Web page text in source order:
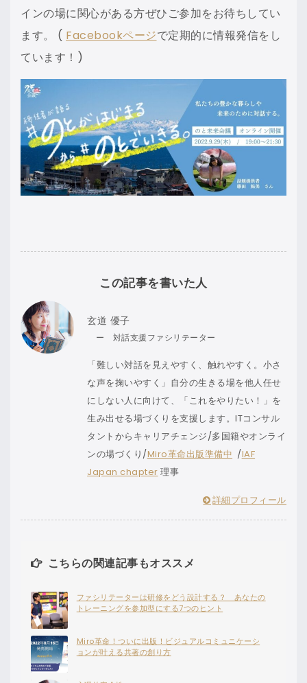
インの場に関心がある方ぜひご参加をお待ちしてい
ます。 ( Facebookページで定期的に情報発信をし
ています！)
この記事を書いた人
玄道 優子
ー 対話支援ファシリテーター
「難しい対話を見えやすく、触れやすく。小さ
な声を掬いやすく」自分の生きる場を他人任せ
にしない人に向けて、「これをやりたい！」を
生み出せる場づくりを支援します。ITコンサル
タントからキャリアチェンジ/多国籍やオンライ
ンの場づくり/Miro革命出版準備中 /IAF
Japan chapter 理事
詳細プロフィール
こちらの関連記事もオススメ
ファシリテーターは研修をどう設計する？ あなたの
トレーニングを参加型にする7つのヒント
Miro革命！ついに出版！ビジュアルコミュニケーシ
ョンが叶える共著の創り方